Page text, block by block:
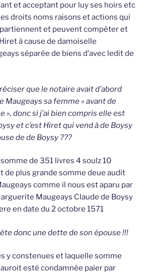
et acceptant pour luy ses hoirs etc
droits noms raisons et actions qui
et peuvent compéter et
à cause de damoiselle
séparée de biens d’avec ledit de
que le notaire avait d’abord
Maugeays sa femme » avant de
», donc si j’ai bien compris elle est
et c’est Hiret qui vend à de Boysy
de de Boysy ???
de 351 livres 4 soulz 10
de plus grande somme deue audit
comme il nous est aparu par
Maugeays Claude de Boysy
en date du 2 octobre 1571
donc une dette de son épouse !!!
y constenues et laquelle somme
esté condamnée paier par